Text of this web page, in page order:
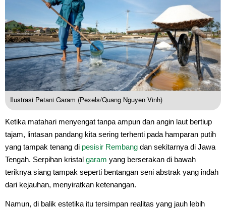
Ilustrasi Petani Garam (Pexels/Quang Nguyen Vinh)
Ketika matahari menyengat tanpa ampun dan angin laut bertiup
tajam, lintasan pandang kita sering terhenti pada hamparan putih
yang tampak tenang di pesisir Rembang dan sekitarnya di Jawa
Tengah. Serpihan kristal garam yang berserakan di bawah
teriknya siang tampak seperti bentangan seni abstrak yang indah
dari kejauhan, menyiratkan ketenangan.
Namun, di balik estetika itu tersimpan realitas yang jauh lebih